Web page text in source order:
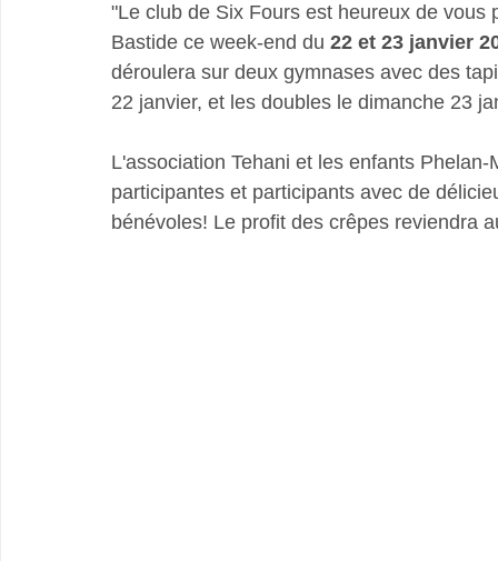
"Le club de Six Fours est heureux de
Bastide ce week-end du 22 et 23 janvier
déroulera sur deux gymnases avec des
22 janvier, et les doubles le dimanche 23
L'association Tehani et les enfants
participantes et participants avec de
bénévoles! Le profit des crêpes reviendra